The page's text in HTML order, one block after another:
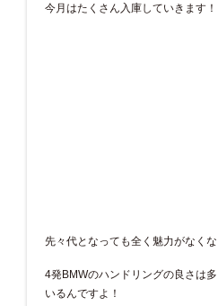
今月はたくさん入庫していきます！
先々代となっても全く魅力がなく
4発BMWのハンドリングの良さは
いるんですよ！